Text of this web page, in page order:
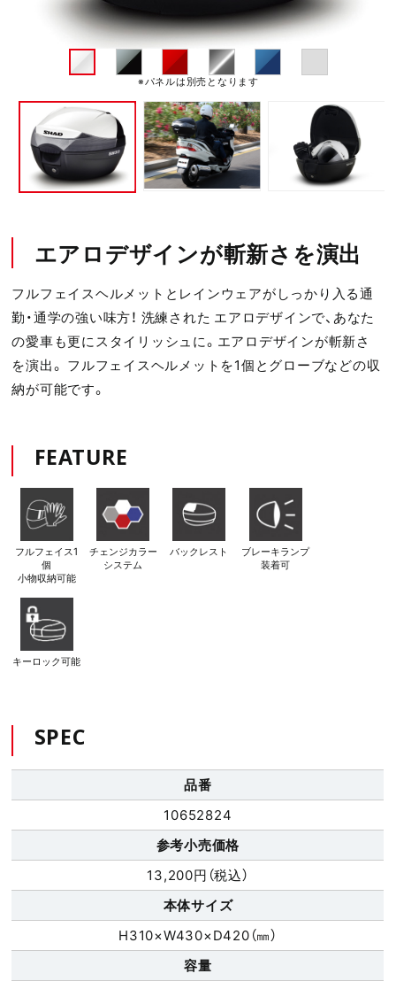
※パネルは別売となります
エアロデザインが斬新さを演出
フルフェイスヘルメットとレインウェアがしっかり入る通
勤・通学の強い味方！ 洗練された エアロデザインで、あなた
の愛車も更にスタイリッシュに。エアロデザインが斬新さ
を演出。 フルフェイスヘルメットを1個とグローブなどの収
納が可能です。
FEATURE
フルフェイス1
個
小物収納可能
チェンジカラー
システム
バックレスト
ブレーキランプ
装着可
キーロック可能
SPEC
品番
10652824
参考小売価格
13,200円（税込）
本体サイズ
H310×W430×D420（㎜）
容量